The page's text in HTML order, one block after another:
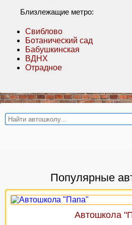
Близлежащие метро:
Свиблово
Ботанический сад
Бабушкинская
ВДНХ
Отрадное
Популярные
Автошкола